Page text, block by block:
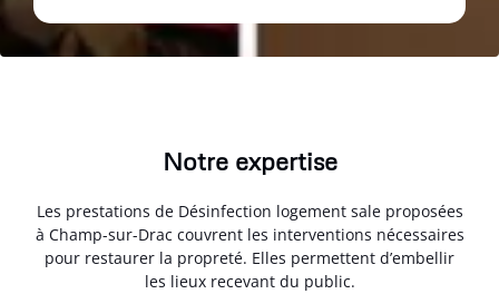
Notre expertise
Les prestations de Désinfection logement sale proposées
à Champ-sur-Drac couvrent les interventions nécessaires
pour restaurer la propreté. Elles permettent d’embellir
les lieux recevant du public.